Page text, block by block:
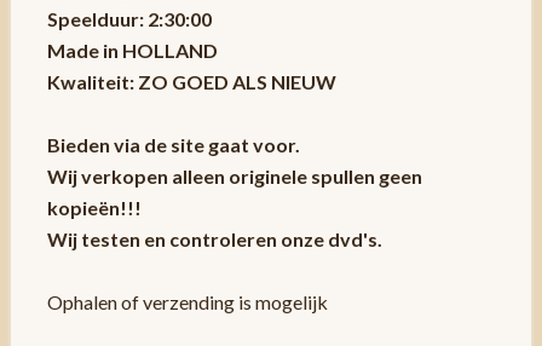
Speelduur: 2:30:00
Made in HOLLAND
Kwaliteit: ZO GOED ALS NIEUW
Bieden via de site gaat voor.
Wij verkopen alleen originele spullen geen
kopieën!!!
Wij testen en controleren onze dvd's.
Ophalen of verzending is mogelijk